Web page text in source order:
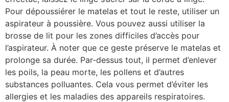
Pour dépoussiérer le matelas et tout le reste, utiliser un
aspirateur à poussière. Vous pouvez aussi utiliser la
brosse de lit pour les zones difficiles d’accès pour
l’aspirateur. À noter que ce geste préserve le matelas et
prolonge sa durée. Par-dessus tout, il permet d’enlever
les poils, la peau morte, les pollens et d’autres
substances polluantes. Cela vous permet d’éviter les
allergies et les maladies des appareils respiratoires.